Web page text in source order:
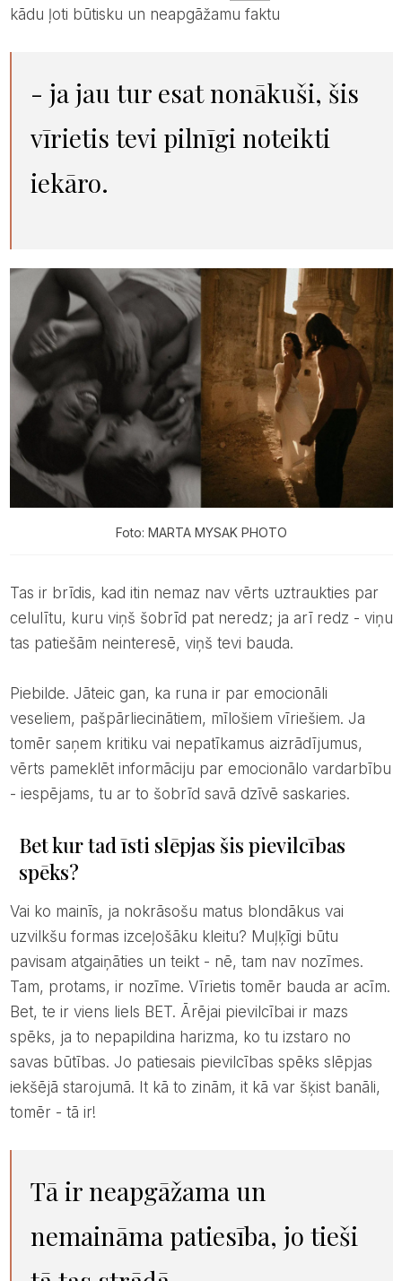
kādu ļoti būtisku un neapgāžamu faktu
- ja jau tur esat nonākuši, šis
vīrietis tevi pilnīgi noteikti
iekāro.
Foto: MARTA MYSAK PHOTO
Tas ir brīdis, kad itin nemaz nav vērts uztraukties par
celulītu, kuru viņš šobrīd pat neredz; ja arī redz - viņu
tas patiešām neinteresē, viņš tevi bauda.
Piebilde. Jāteic gan, ka runa ir par emocionāli
veseliem, pašpārliecinātiem, mīlošiem vīriešiem. Ja
tomēr saņem kritiku vai nepatīkamus aizrādījumus,
vērts pameklēt informāciju par emocionālo vardarbību
- iespējams, tu ar to šobrīd savā dzīvē saskaries.
Bet kur tad īsti slēpjas šis pievilcības
spēks?
Vai ko mainīs, ja nokrāsošu matus blondākus vai
uzvilkšu formas izceļošāku kleitu? Muļķīgi būtu
pavisam atgaiņāties un teikt - nē, tam nav nozīmes.
Tam, protams, ir nozīme. Vīrietis tomēr bauda ar acīm.
Bet, te ir viens liels BET. Ārējai pievilcībai ir mazs
spēks, ja to nepapildina harizma, ko tu izstaro no
savas būtības. Jo patiesais pievilcības spēks slēpjas
iekšējā starojumā. It kā to zinām, it kā var šķist banāli,
tomēr - tā ir!
Tā ir neapgāžama un
nemaināma patiesība, jo tieši